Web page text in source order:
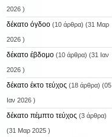
2026 )
δέκατο όγδοο(10 άρθρα) (31 Μαρ
2026 )
δέκατο έβδομο(10 άρθρα) (31 Ιαν
2026 )
δέκατο έκτο τεύχος (18 άρθρα) (05
Ιαν 2026 )
δέκατο πέμπτο τεύχος (3 άρθρα)
(31 Μαρ 2025 )